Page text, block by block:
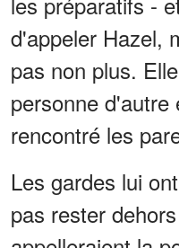
d'appeler Hazel,
pas non plus.
personne d'autre
rencontré les
Les gardes lui
pas rester